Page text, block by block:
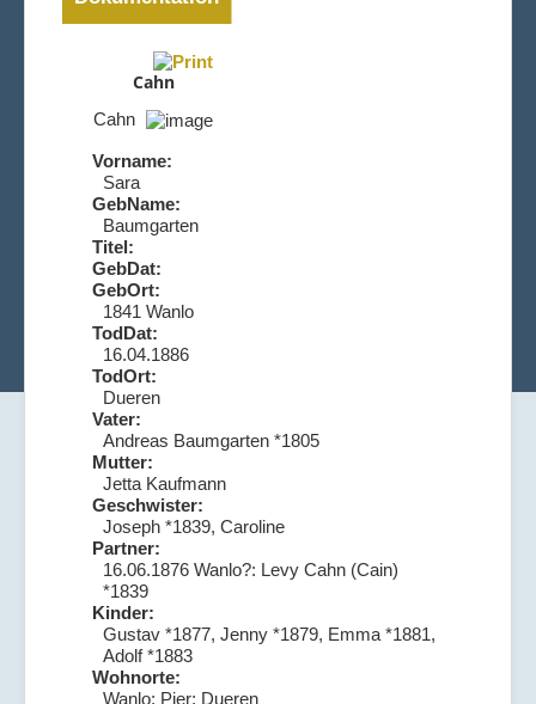
Cahn
Cahn
Vorname:
Sara
GebName:
Baumgarten
Titel:
GebDat:
GebOrt:
1841 Wanlo
TodDat:
16.04.1886
TodOrt:
Dueren
Vater:
Andreas Baumgarten *1805
Mutter:
Jetta Kaufmann
Geschwister:
Joseph *1839, Caroline
Partner:
16.06.1876 Wanlo?: Levy Cahn (Cain)
*1839
Kinder:
Gustav *1877, Jenny *1879, Emma *1881,
Adolf *1883
Wohnorte:
Wanlo; Pier; Dueren